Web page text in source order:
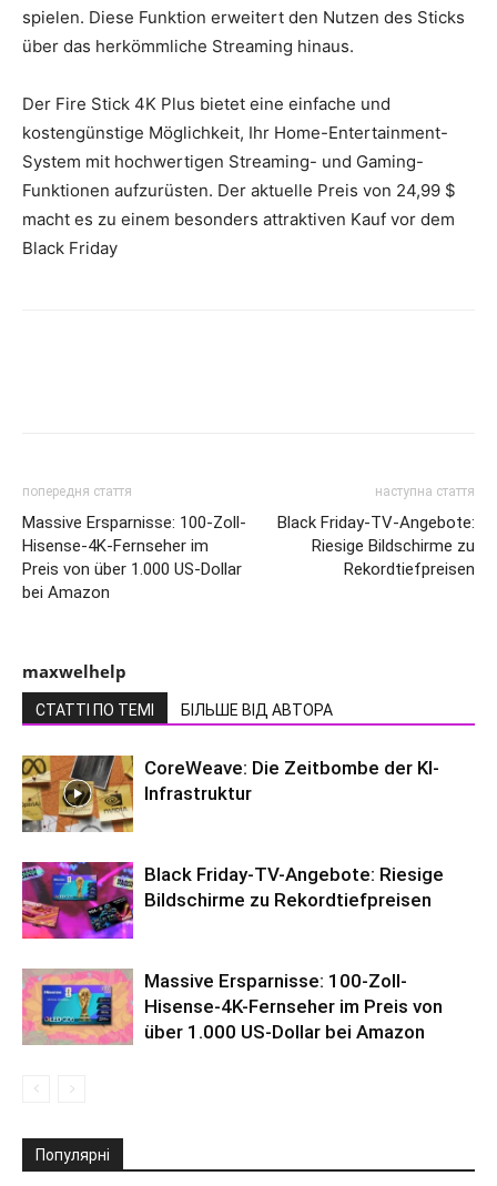
spielen. Diese Funktion erweitert den Nutzen des Sticks
über das herkömmliche Streaming hinaus.
Der Fire Stick 4K Plus bietet eine einfache und
kostengünstige Möglichkeit, Ihr Home-Entertainment-
System mit hochwertigen Streaming- und Gaming-
Funktionen aufzurüsten. Der aktuelle Preis von 24,99 $
macht es zu einem besonders attraktiven Kauf vor dem
Black Friday
попередня стаття
Massive Ersparnisse: 100-Zoll-
Hisense-4K-Fernseher im
Preis von über 1.000 US-Dollar
bei Amazon
наступна стаття
Black Friday-TV-Angebote:
Riesige Bildschirme zu
Rekordtiefpreisen
maxwelhelp
СТАТТІ ПО ТЕМІ БІЛЬШЕ ВІД АВТОРА
CoreWeave: Die Zeitbombe der KI-
Infrastruktur
Black Friday-TV-Angebote: Riesige
Bildschirme zu Rekordtiefpreisen
Massive Ersparnisse: 100-Zoll-
Hisense-4K-Fernseher im Preis von
über 1.000 US-Dollar bei Amazon
Популярні